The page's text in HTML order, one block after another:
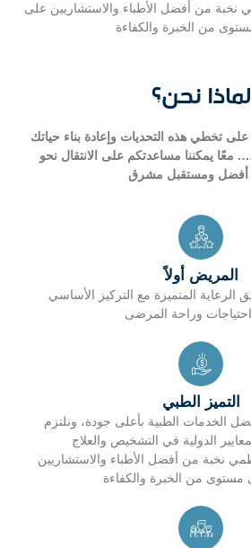
من أفضل الأطباء والاستشاريين على
من الخبرة والكفاءة
لماذا نحن؟
تخطي هذه التحديات وإعادة بناء حياتك
يمكننا مساعدتكم على الانتقال نحو
أفضل ومستقبل مشرق
المريض أولاً
المتميزة مع التركيز الأساسي
وراحة المرضى
التميز الطبي
الخدمات الطبية بأعلى جودة، ونلتزم
الدولية في التشخيص والعلاج
نخبة من أفضل الأطباء والاستشاريين
مستوى من الخبرة والكفاءة